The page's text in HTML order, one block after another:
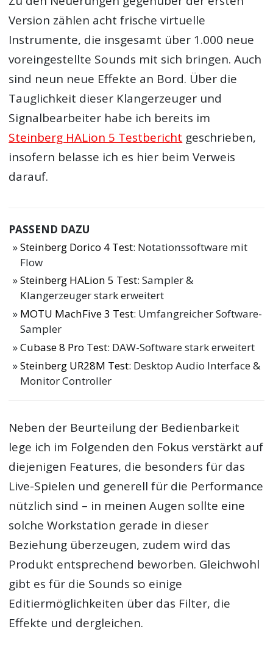
Version zählen acht frische virtuelle
Instrumente, die insgesamt über 1.000 neue
voreingestellte Sounds mit sich bringen. Auch
sind neun neue Effekte an Bord. Über die
Tauglichkeit dieser Klangerzeuger und
Signalbearbeiter habe ich bereits im
Steinberg HALion 5 Testbericht geschrieben,
insofern belasse ich es hier beim Verweis
darauf.
PASSEND DAZU
Steinberg Dorico 4 Test: Notationssoftware mit
Flow
Steinberg HALion 5 Test: Sampler &
Klangerzeuger stark erweitert
MOTU MachFive 3 Test: Umfangreicher Software-
Sampler
Cubase 8 Pro Test: DAW-Software stark erweitert
Steinberg UR28M Test: Desktop Audio Interface &
Monitor Controller
Neben der Beurteilung der Bedienbarkeit
lege ich im Folgenden den Fokus verstärkt auf
diejenigen Features, die besonders für das
Live-Spielen und generell für die Performance
nützlich sind – in meinen Augen sollte eine
solche Workstation gerade in dieser
Beziehung überzeugen, zudem wird das
Produkt entsprechend beworben. Gleichwohl
gibt es für die Sounds so einige
Editiermöglichkeiten über das Filter, die
Effekte und dergleichen.